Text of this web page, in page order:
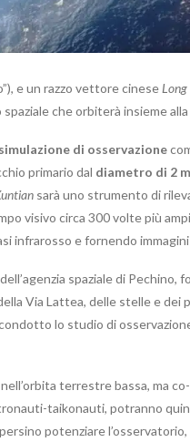
e un razzo vettore cinese
che orbiterà insieme
simulazione di osservazione
primario dal diametro di 2
sarà uno strumento di
visivo circa 300 volte più
infrarosso e fornendo
spaziale di
Via Lattea, delle stelle e
lo studio di
terrestre bassa, ma
taikonauti, potranno
potenziare